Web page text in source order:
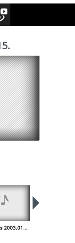
Raibās klasītes 2003.01.22.